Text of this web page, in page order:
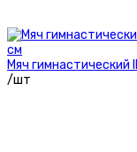
Мяч гимнастический
/шт